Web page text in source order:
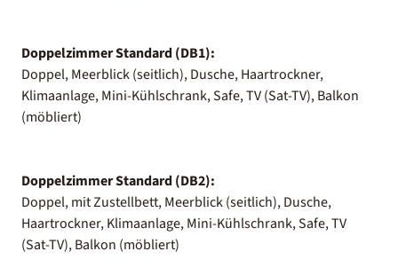
Doppelzimmer Standard (DB1):
Doppel, Meerblick (seitlich), Dusche, Haartrockner,
Klimaanlage, Mini-Kühlschrank, Safe, TV (Sat-TV), Balkon
(möbliert)
Doppelzimmer Standard (DB2):
Doppel, mit Zustellbett, Meerblick (seitlich), Dusche,
Haartrockner, Klimaanlage, Mini-Kühlschrank, Safe, TV
(Sat-TV), Balkon (möbliert)